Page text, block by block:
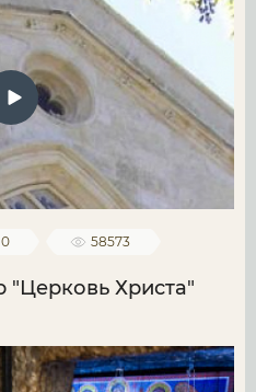
0 58573
"Церковь Христа"